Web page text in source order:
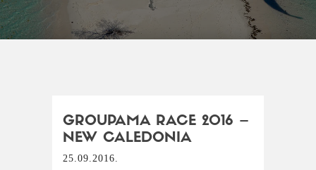
GROUPAMA RACE 2016 –
NEW CALEDONIA
25.09.2016.